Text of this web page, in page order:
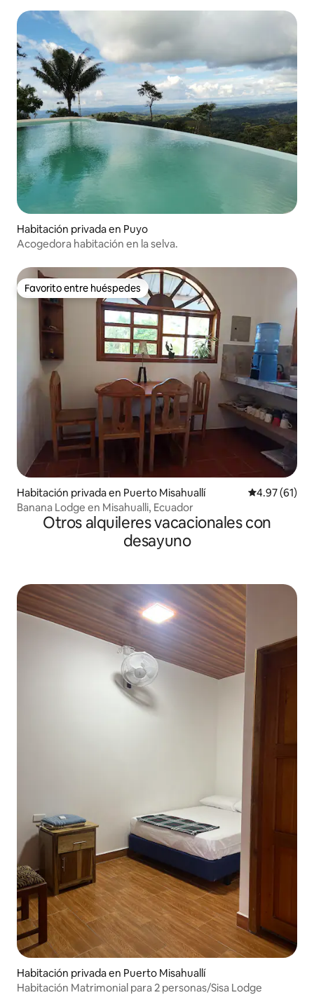
Habitación privada en Puyo
Acogedora habitación en la selva.
Favorito entre huéspedes
Favorito entre huéspedes
Habitación privada en Puerto Misahuallí Calificación
4.97 (61)
Banana Lodge en Misahualli, Ecuador
Otros alquileres vacacionales con
desayuno
Habitación privada en Puerto Misahuallí
Habitación Matrimonial para 2 personas/Sisa Lodge